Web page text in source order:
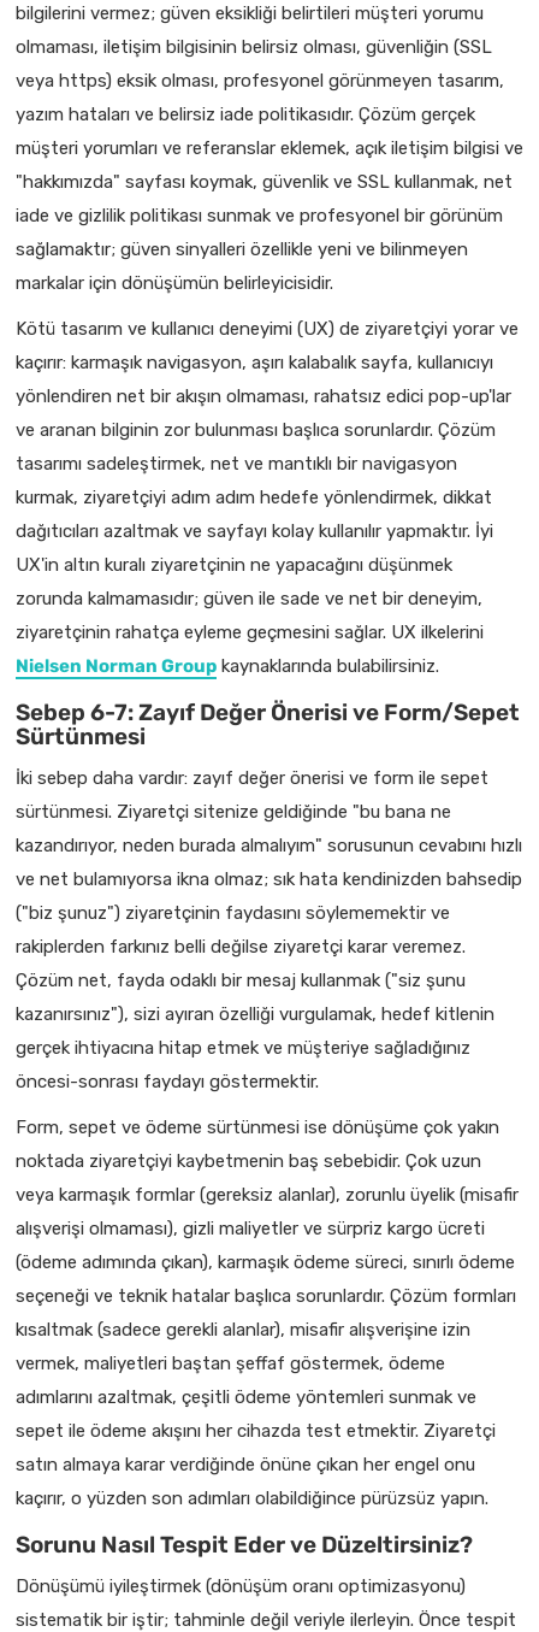
bilgilerini vermez; güven eksikliği belirtileri müşteri yorumu
olmaması, iletişim bilgisinin belirsiz olması, güvenliğin (SSL
veya https) eksik olması, profesyonel görünmeyen tasarım,
yazım hataları ve belirsiz iade politikasıdır. Çözüm gerçek
müşteri yorumları ve referanslar eklemek, açık iletişim bilgisi ve
"hakkımızda" sayfası koymak, güvenlik ve SSL kullanmak, net
iade ve gizlilik politikası sunmak ve profesyonel bir görünüm
sağlamaktır; güven sinyalleri özellikle yeni ve bilinmeyen
markalar için dönüşümün belirleyicisidir.
Kötü tasarım ve kullanıcı deneyimi (UX) de ziyaretçiyi yorar ve
kaçırır: karmaşık navigasyon, aşırı kalabalık sayfa, kullanıcıyı
yönlendiren net bir akışın olmaması, rahatsız edici pop-up'lar
ve aranan bilginin zor bulunması başlıca sorunlardır. Çözüm
tasarımı sadeleştirmek, net ve mantıklı bir navigasyon
kurmak, ziyaretçiyi adım adım hedefe yönlendirmek, dikkat
dağıtıcıları azaltmak ve sayfayı kolay kullanılır yapmaktır. İyi
UX'in altın kuralı ziyaretçinin ne yapacağını düşünmek
zorunda kalmamasıdır; güven ile sade ve net bir deneyim,
ziyaretçinin rahatça eyleme geçmesini sağlar. UX ilkelerini
Nielsen Norman Group kaynaklarında bulabilirsiniz.
Sebep 6-7: Zayıf Değer Önerisi ve Form/Sepet
Sürtünmesi
İki sebep daha vardır: zayıf değer önerisi ve form ile sepet
sürtünmesi. Ziyaretçi sitenize geldiğinde "bu bana ne
kazandırıyor, neden burada almalıyım" sorusunun cevabını hızlı
ve net bulamıyorsa ikna olmaz; sık hata kendinizden bahsedip
("biz şunuz") ziyaretçinin faydasını söylememektir ve
rakiplerden farkınız belli değilse ziyaretçi karar veremez.
Çözüm net, fayda odaklı bir mesaj kullanmak ("siz şunu
kazanırsınız"), sizi ayıran özelliği vurgulamak, hedef kitlenin
gerçek ihtiyacına hitap etmek ve müşteriye sağladığınız
öncesi-sonrası faydayı göstermektir.
Form, sepet ve ödeme sürtünmesi ise dönüşüme çok yakın
noktada ziyaretçiyi kaybetmenin baş sebebidir. Çok uzun
veya karmaşık formlar (gereksiz alanlar), zorunlu üyelik (misafir
alışverişi olmaması), gizli maliyetler ve sürpriz kargo ücreti
(ödeme adımında çıkan), karmaşık ödeme süreci, sınırlı ödeme
seçeneği ve teknik hatalar başlıca sorunlardır. Çözüm formları
kısaltmak (sadece gerekli alanlar), misafir alışverişine izin
vermek, maliyetleri baştan şeffaf göstermek, ödeme
adımlarını azaltmak, çeşitli ödeme yöntemleri sunmak ve
sepet ile ödeme akışını her cihazda test etmektir. Ziyaretçi
satın almaya karar verdiğinde önüne çıkan her engel onu
kaçırır, o yüzden son adımları olabildiğince pürüzsüz yapın.
Sorunu Nasıl Tespit Eder ve Düzeltirsiniz?
Dönüşümü iyileştirmek (dönüşüm oranı optimizasyonu)
sistematik bir iştir; tahminle değil veriyle ilerleyin. Önce tespit